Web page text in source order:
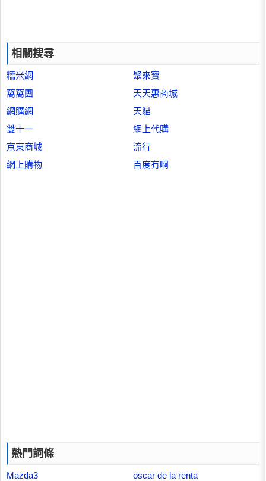
相關搜尋
糯米網
聚來寶
窩窩團
天天惠商城
網購網
天貓
雙十一
網上代購
京東商城
流行
網上購物
百度有啊
熱門詞條
Mazda3
oscar de la renta